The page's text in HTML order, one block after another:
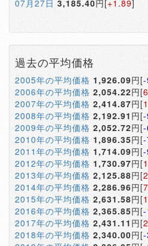
07月27日 3,185.40円[+1.89]
過去の平均価格
2005年の平均価格 1,926.09円[
2006年の平均価格 2,054.22円[
2007年の平均価格 2,414.87円[
2008年の平均価格 2,192.91 円[
2009年の平均価格 2,052.72円[
2010年の平均価格 1,896.35円[
2011年の平均価格 1,714.09円[
2012年の平均価格 1,730.97円[
2013年の平均価格 2,125.88円[
2014年の平均価格 2,286.96円[
2015年の平均価格 2,631.58円[
2016年の平均価格 2,365.85円[
2017年の平均価格 2,431.11 円[
2018年の平均価格 2,340.00円[